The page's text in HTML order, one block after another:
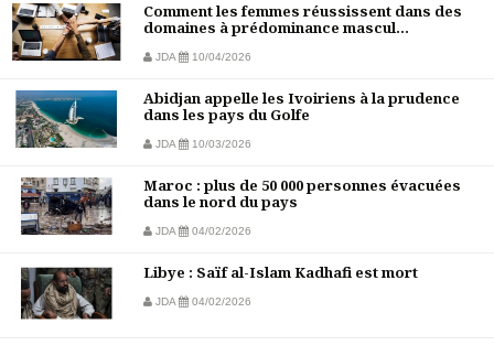
Comment les femmes réussissent dans des
domaines à prédominance mascul...
JDA 10/04/2026
Abidjan appelle les Ivoiriens à la prudence
dans les pays du Golfe
JDA 10/03/2026
Maroc : plus de 50 000 personnes évacuées
dans le nord du pays
JDA 04/02/2026
Libye : Saïf al-Islam Kadhafi est mort
JDA 04/02/2026